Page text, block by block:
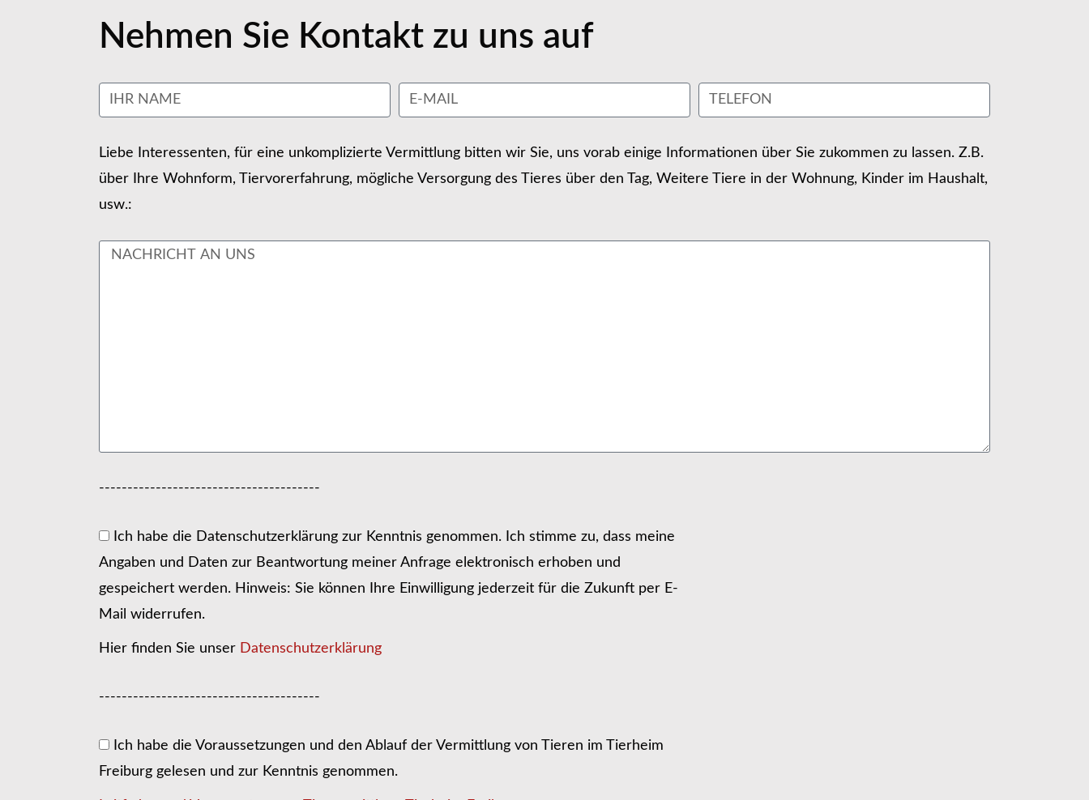
Nehmen Sie Kontakt zu uns auf
Liebe Interessenten, für eine unkomplizierte Vermittlung bitten wir Sie, uns vorab einige Informationen über Sie zukommen zu lassen. Z.B.
über Ihre Wohnform, Tiervorerfahrung, mögliche Versorgung des Tieres über den Tag, Weitere Tiere in der Wohnung, Kinder im Haushalt,
usw.:
---------------------------------------
Ich habe die Datenschutzerklärung zur Kenntnis genommen. Ich stimme zu, dass meine
Angaben und Daten zur Beantwortung meiner Anfrage elektronisch erhoben und
gespeichert werden. Hinweis: Sie können Ihre Einwilligung jederzeit für die Zukunft per E-
Mail widerrufen.
Hier finden Sie unser Datenschutzerklärung
---------------------------------------
Ich habe die Voraussetzungen und den Ablauf der Vermittlung von Tieren im Tierheim
Freiburg gelesen und zur Kenntnis genommen.